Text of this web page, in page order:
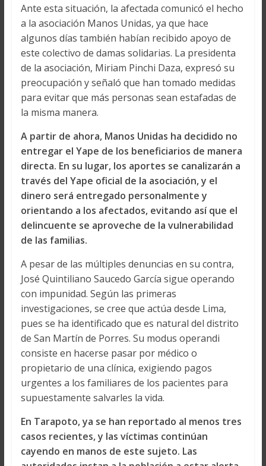
Ante esta situación, la afectada comunicó el hecho
a la asociación Manos Unidas, ya que hace
algunos días también habían recibido apoyo de
este colectivo de damas solidarias. La presidenta
de la asociación, Miriam Pinchi Daza, expresó su
preocupación y señaló que han tomado medidas
para evitar que más personas sean estafadas de
la misma manera.
A partir de ahora, Manos Unidas ha decidido no
entregar el Yape de los beneficiarios de manera
directa. En su lugar, los aportes se canalizarán a
través del Yape oficial de la asociación, y el
dinero será entregado personalmente y
orientando a los afectados, evitando así que el
delincuente se aproveche de la vulnerabilidad
de las familias.
A pesar de las múltiples denuncias en su contra,
José Quintiliano Saucedo García sigue operando
con impunidad. Según las primeras
investigaciones, se cree que actúa desde Lima,
pues se ha identificado que es natural del distrito
de San Martín de Porres. Su modus operandi
consiste en hacerse pasar por médico o
propietario de una clínica, exigiendo pagos
urgentes a los familiares de los pacientes para
supuestamente salvarles la vida.
En Tarapoto, ya se han reportado al menos tres
casos recientes, y las víctimas continúan
cayendo en manos de este sujeto. Las